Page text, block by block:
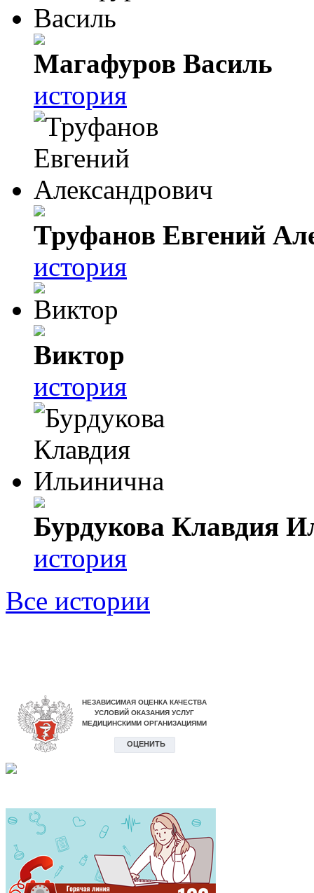
Магафуров Василь
история
Труфанов Евгений
история
Виктор
история
Бурдукова Клавдия
история
Все истории